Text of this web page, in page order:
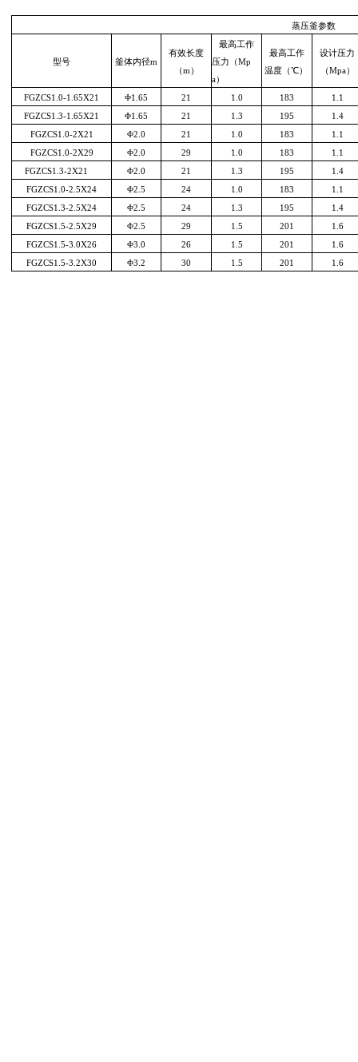
蒸压釜参数
型号 釜体内径m
有效长度
（m）
最高工作
压力（Mp
a）
最高工作
温度（℃）
设计压力
（Mpa）
FGZCS1.0-1.65X21 Φ1.65 21 1.0 183
1.1
FGZCS1.3-1.65X21
Φ1.65 21 1.3 195
1.4
FGZCS1.0-2X21
Φ2.0 21 1.0 183
1.1
FGZCS1.0-2X29
Φ2.0 29 1.0 183
1.1
FGZCS1.3-2X21
Φ2.0 21 1.3 195
1.4
FGZCS1.0-2.5X24
Φ2.5 24 1.0 183
1.1
FGZCS1.3-2.5X24
Φ2.5 24 1.3 195
1.4
FGZCS1.5-2.5X29
Φ2.5 29 1.5 201
1.6
FGZCS1.5-3.0X26
Φ3.0 26 1.5 201
1.6
FGZCS1.5-3.2X30
Φ3.2 30 1.5 201 1.6